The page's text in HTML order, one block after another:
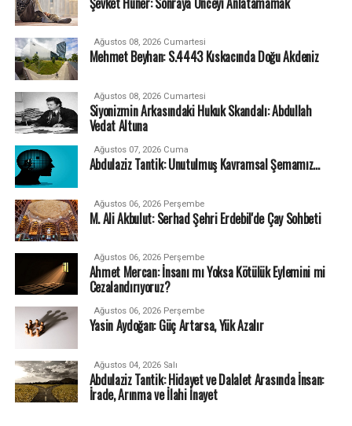
Ağustos 08, 2026 Cumartesi
Mehmet Beyhan: S.4443 Kıskacında Doğu Akdeniz
Ağustos 08, 2026 Cumartesi
Siyonizmin Arkasındaki Hukuk Skandalı: Abdullah
Vedat Altuna
Ağustos 07, 2026 Cuma
Abdulaziz Tantik: Unutulmuş Kavramsal Şemamız…
Ağustos 06, 2026 Perşembe
M. Ali Akbulut: Serhad Şehri Erdebil'de Çay Sohbeti
Ağustos 06, 2026 Perşembe
Ahmet Mercan: İnsanı mı Yoksa Kötülük Eylemini mi
Cezalandırıyoruz?
Ağustos 06, 2026 Perşembe
Yasin Aydoğan: Güç Artarsa, Yük Azalır
Ağustos 04, 2026 Salı
Abdulaziz Tantik: Hidayet ve Dalalet Arasında İnsan:
İrade, Arınma ve İlahi İnayet